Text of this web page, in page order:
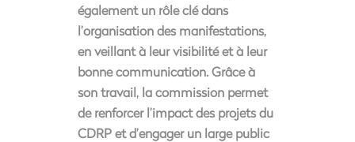
également un rôle clé dans
l’organisation des manifestations,
en veillant à leur visibilité et à leur
bonne communication. Grâce à
son travail, la commission permet
de renforcer l’impact des projets du
CDRP et d’engager un large public